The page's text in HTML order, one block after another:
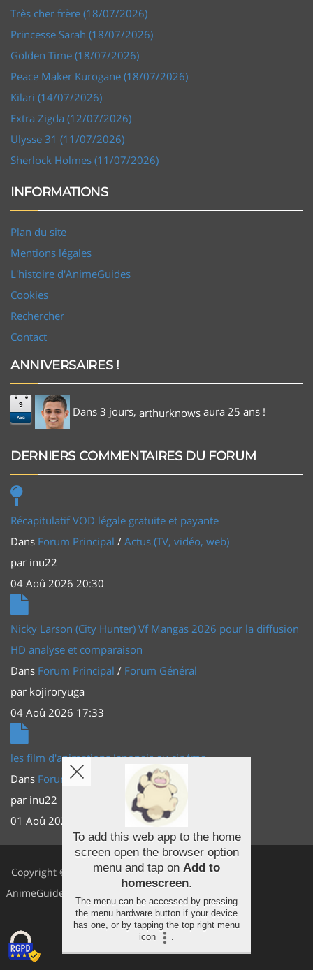
Très cher frère (18/07/2026)
Princesse Sarah (18/07/2026)
Golden Time (18/07/2026)
Peace Maker Kurogane (18/07/2026)
Kilari (14/07/2026)
Extra Zigda (12/07/2026)
Ulysse 31 (11/07/2026)
Sherlock Holmes (11/07/2026)
INFORMATIONS
Plan du site
Mentions légales
L'histoire d'AnimeGuides
Cookies
Rechercher
Contact
ANNIVERSAIRES !
9
Aoû Dans 3 jours, arthurknows aura 25 ans !
DERNIERS COMMENTAIRES DU FORUM
Récapitulatif VOD légale gratuite et payante
Dans Forum Principal / Actus (TV, vidéo, web)
par inu22
04 Aoû 2026 20:30
Nicky Larson (City Hunter) Vf Mangas 2026 pour la diffusion
HD analyse et comparaison
Dans Forum Principal / Forum Général
par kojiroryuga
04 Aoû 2026 17:33
les film d'animations Japonais au cinéma
Dans Forum Principal
Actus (TV, vidéo, web)
par inu22
01 Aoû 2026 20:56
Copyright ©
AnimeGuides
Facebook
Youtube
Twitter
To add this web app to the home
screen open the browser option
menu and tap on Add to
homescreen.
The menu can be accessed by pressing
the menu hardware button if your device
has one, or by tapping the top right menu
icon
.